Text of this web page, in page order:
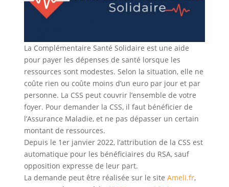
La Complémentaire Santé Solidaire est une aide
pour payer les dépenses de santé lorsque les
ressources sont modestes. Selon la situation, elle ne
coûte rien ou coûte moins d’un euro par jour et par
personne. La CSS peut couvrir l’ensemble de votre
foyer. Pour demander la CSS, il faut bénéficier de
l’Assurance Maladie, et ne pas dépasser un certain
montant de ressources.
Depuis le 1er janvier 2022, l’attribution de la CSS est
automatique pour les bénéficiaires du RSA, sauf
opposition expresse de leur part.
La demande peut être réalisée sur le site Ameli.fr,